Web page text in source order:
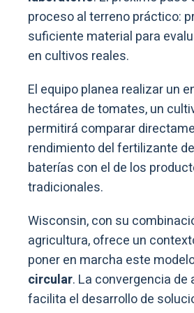
proceso al terreno práctico:
suficiente material para
en cultivos reales.
El equipo planea realizar un
hectárea de tomates, un
permitirá comparar
rendimiento del fertilizante
baterías con el de los
tradicionales.
Wisconsin, con su
agricultura, ofrece un
poner en marcha este
circular. La convergencia
facilita el desarrollo de